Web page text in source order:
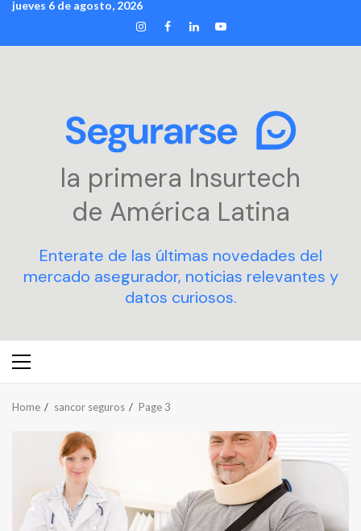
Skip
content
jueves 6 de agosto, 2026
INSTAGRAM
FACEBOOK
LINKEDIN
YOUTUBE
la primera Insurtech
de América Latina
Enterate de las últimas novedades del
mercado asegurador, noticias relevantes y
datos curiosos.
Primary
Home sancor seguros Page 3